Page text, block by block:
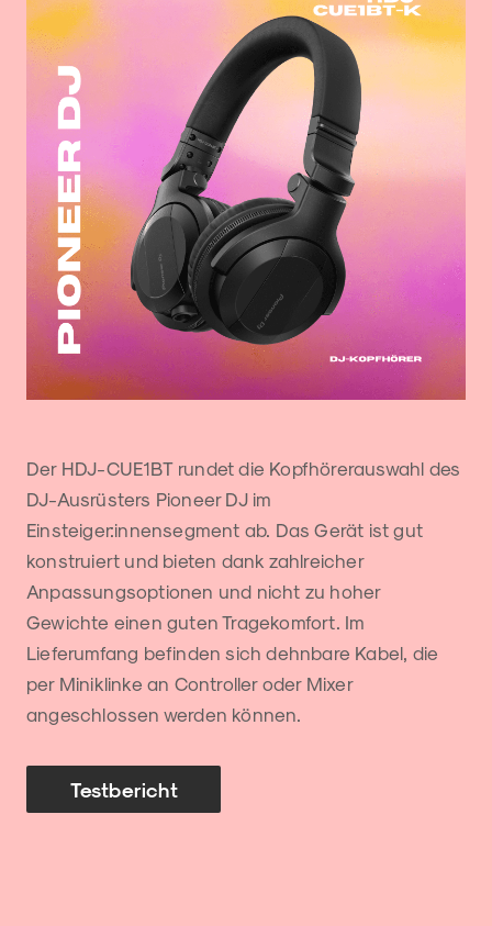
Der HDJ-CUE1BT rundet die Kopfhörerauswahl des
DJ-Ausrüsters Pioneer DJ im
Einsteiger:innensegment ab. Das Gerät ist gut
konstruiert und bieten dank zahlreicher
Anpassungsoptionen und nicht zu hoher
Gewichte einen guten Tragekomfort. Im
Lieferumfang befinden sich dehnbare Kabel, die
per Miniklinke an Controller oder Mixer
angeschlossen werden können.
Testbericht